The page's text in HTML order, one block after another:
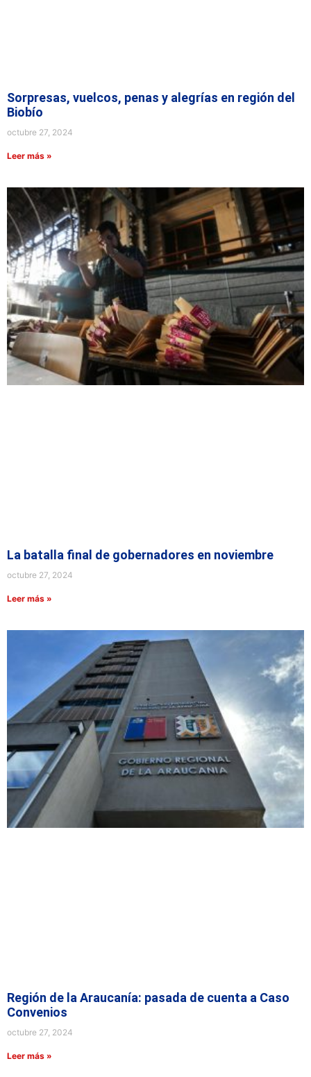
Sorpresas, vuelcos, penas y alegrías en región del
Biobío
octubre 27, 2024
Leer más »
La batalla final de gobernadores en noviembre
octubre 27, 2024
Leer más »
Región de la Araucanía: pasada de cuenta a Caso
Convenios
octubre 27, 2024
Leer más »